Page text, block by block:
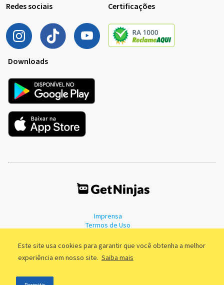
Este site usa cookies para garantir que você obtenha a melhor
experiência em nosso site. Saiba mais
Redes sociais Certificações
Downloads
Imprensa
Termos de Uso
©2011 - 2026, GetNinjas LTDA. CNPJ 55.744.877/0001-89 - Rua Dr.